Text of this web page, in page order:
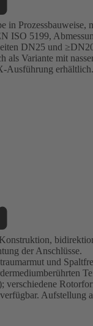
in Prozessbauweise,
ISO 5199,
DN25 und
als Variante mit
Ausführung erhältlich.
der Anschlüsse.
und
verschiedene
Aufstellung
Die Elastomere der
2004. Als